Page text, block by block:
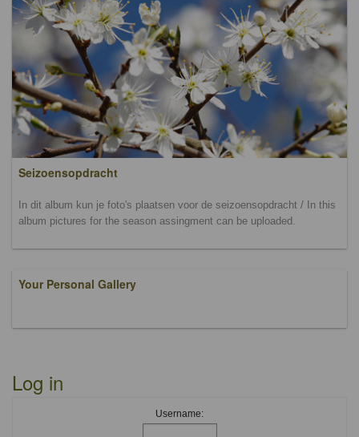
Seizoensopdracht
In dit album kun je foto's plaatsen voor de seizoensopdracht / In this
album pictures for the season assingment can be uploaded.
Your Personal Gallery
Log in
Username: